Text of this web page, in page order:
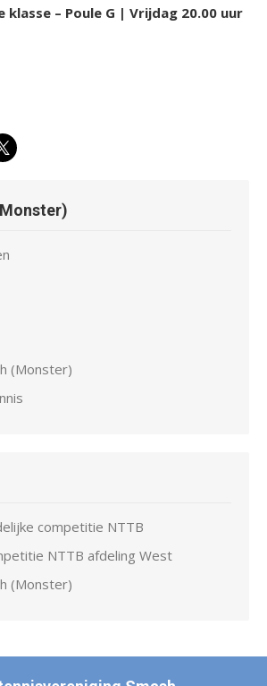
klasse – Poule G | Vrijdag 20.00 uur
Twitter
(Monster)
competitie NTTB
NTTB afdeling West
(Monster)